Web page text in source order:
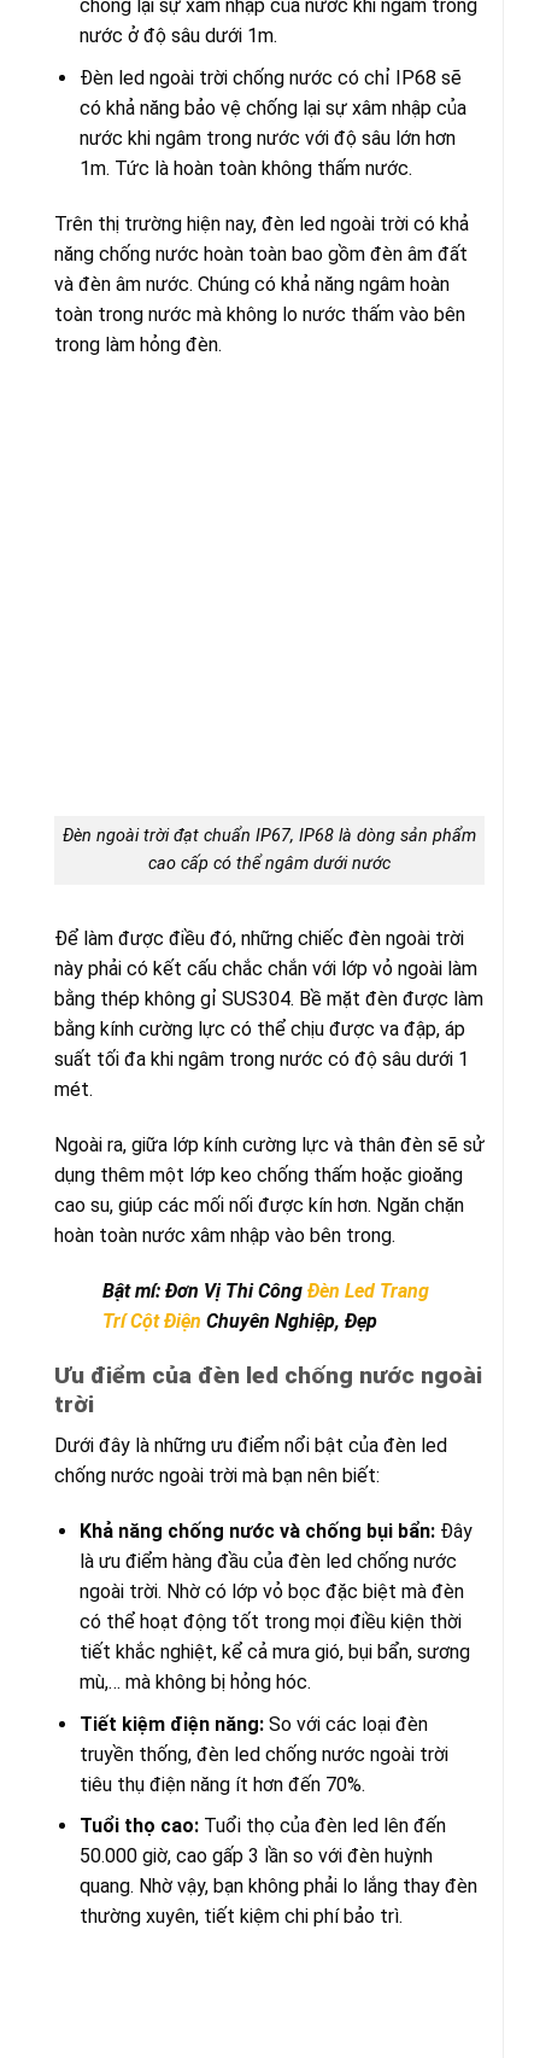
chống lại sự xâm nhập của nước khi ngâm trong
nước ở độ sâu dưới 1m.
Đèn led ngoài trời chống nước có chỉ IP68 sẽ
có khả năng bảo vệ chống lại sự xâm nhập của
nước khi ngâm trong nước với độ sâu lớn hơn
1m. Tức là hoàn toàn không thấm nước.
Trên thị trường hiện nay, đèn led ngoài trời có khả
năng chống nước hoàn toàn bao gồm đèn âm đất
và đèn âm nước. Chúng có khả năng ngâm hoàn
toàn trong nước mà không lo nước thấm vào bên
trong làm hỏng đèn.
Đèn ngoài trời đạt chuẩn IP67, IP68 là dòng sản phẩm
cao cấp có thể ngâm dưới nước
Để làm được điều đó, những chiếc đèn ngoài trời
này phải có kết cấu chắc chắn với lớp vỏ ngoài làm
bằng thép không gỉ SUS304. Bề mặt đèn được làm
bằng kính cường lực có thể chịu được va đập, áp
suất tối đa khi ngâm trong nước có độ sâu dưới 1
mét.
Ngoài ra, giữa lớp kính cường lực và thân đèn sẽ sử
dụng thêm một lớp keo chống thấm hoặc gioăng
cao su, giúp các mối nối được kín hơn. Ngăn chặn
hoàn toàn nước xâm nhập vào bên trong.
Bật mí: Đơn Vị Thi Công Đèn Led Trang
Trí Cột Điện Chuyên Nghiệp, Đẹp
Ưu điểm của đèn led chống nước ngoài
trời
Dưới đây là những ưu điểm nổi bật của đèn led
chống nước ngoài trời mà bạn nên biết:
Khả năng chống nước và chống bụi bẩn: Đây
là ưu điểm hàng đầu của đèn led chống nước
ngoài trời. Nhờ có lớp vỏ bọc đặc biệt mà đèn
có thể hoạt động tốt trong mọi điều kiện thời
tiết khắc nghiệt, kể cả mưa gió, bụi bẩn, sương
mù,… mà không bị hỏng hóc.
Tiết kiệm điện năng: So với các loại đèn
truyền thống, đèn led chống nước ngoài trời
tiêu thụ điện năng ít hơn đến 70%.
Tuổi thọ cao: Tuổi thọ của đèn led lên đến
50.000 giờ, cao gấp 3 lần so với đèn huỳnh
quang. Nhờ vậy, bạn không phải lo lắng thay đèn
thường xuyên, tiết kiệm chi phí bảo trì.